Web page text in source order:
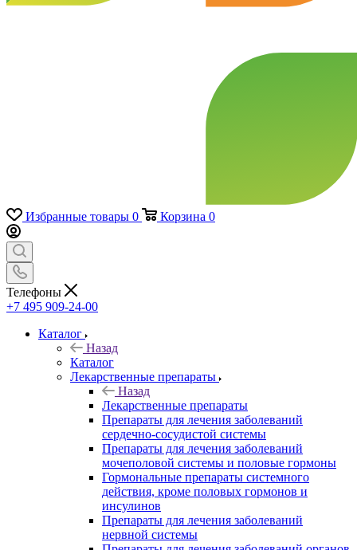
Избранные товары 0 Корзина 0
Телефоны
+7 495 909-24-00
Каталог
Назад
Каталог
Лекарственные препараты
Назад
Лекарственные препараты
Препараты для лечения заболеваний
сердечно-сосудистой системы
Препараты для лечения заболеваний
мочеполовой системы и половые гормоны
Гормональные препараты системного
действия, кроме половых гормонов и
инсулинов
Препараты для лечения заболеваний
нервной системы